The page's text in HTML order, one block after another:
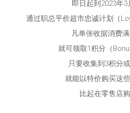
即日起到2023年3
通过职总平价超市忠诚计划（
凡单张收据消费
就可领取1积分（
只要收集到3积分
就能以特价购买这
比起在零售店